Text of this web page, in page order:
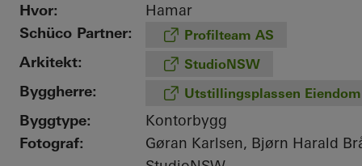
Hvor:
Hamar
Schüco Partner:
Profilteam AS
Arkitekt: StudioNSW
Byggherre: Utstillingsplassen
Byggtype:
Kontorbygg
Fotograf:
Gøran Karlsen, Bjørn Harald